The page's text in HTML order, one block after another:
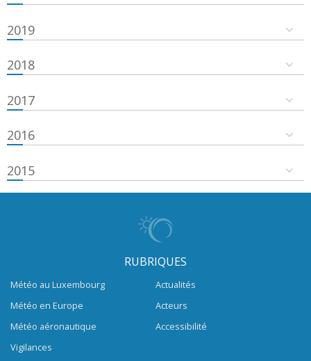
2019
2018
2017
2016
2015
RUBRIQUES
Météo au Luxembourg
Météo en Europe
Météo aéronautique
Vigilances
Actualités
Acteurs
Accessibilité